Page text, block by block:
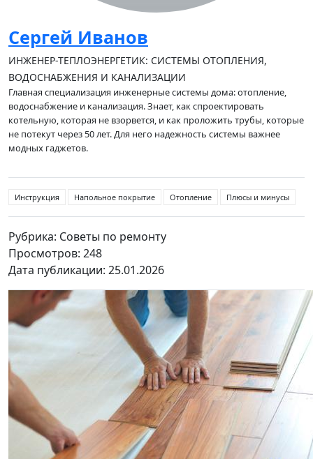
Сергей Иванов
ИНЖЕНЕР-ТЕПЛОЭНЕРГЕТИК: СИСТЕМЫ ОТОПЛЕНИЯ,
ВОДОСНАБЖЕНИЯ И КАНАЛИЗАЦИИ
Главная специализация инженерные системы дома: отопление,
водоснабжение и канализация. Знает, как спроектировать
котельную, которая не взорвется, и как проложить трубы, которые
не потекут через 50 лет. Для него надежность системы важнее
модных гаджетов.
Инструкция Напольное покрытие Отопление Плюсы и минусы
Рубрика: Советы по ремонту
Просмотров: 248
Дата публикации: 25.01.2026